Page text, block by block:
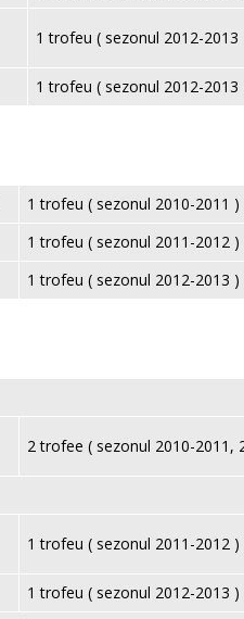
1 trofeu ( sezonul 2012-2013
1 trofeu ( sezonul 2012-2013
1 trofeu ( sezonul 2010-2011 )
1 trofeu ( sezonul 2011-2012 )
1 trofeu ( sezonul 2012-2013 )
2 trofee ( sezonul 2010-2011,
1 trofeu ( sezonul 2011-2012 )
1 trofeu ( sezonul 2012-2013 )